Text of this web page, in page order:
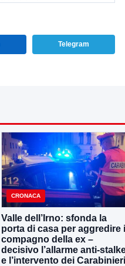
Telegram
CRONACA
Valle dell’Irno: sfonda la
porta di casa per aggredire il
compagno della ex –
decisivo l’allarme anti-
e l’intervento dei Carabinieri